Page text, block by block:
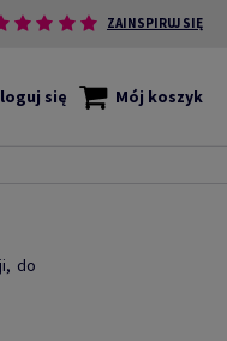
ZAINSPIRUJ SIĘ
się Mój koszyk
do